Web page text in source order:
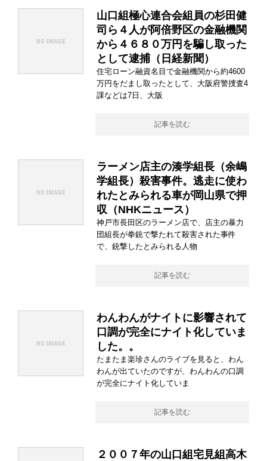
山口組極心連合会組員の杉田健
司ら４人が阿倍野区の金融機関
から４６８０万円を騙し取った
として逮捕（日経新聞）
住宅ローン融資名目で金融機関から約4600
万円をだまし取ったとして、大阪府警捜査4
課などは7日、大阪
記事を読む
ラーメン店主の湊学組長（余嶋
学組長）殺害事件。逃走に使わ
れたとみられる車が岡山県で押
収（NHKニュース）
神戸市長田区のラーメン店で、店主の暴力
団組長が拳銃で撃たれて殺害された事件
で、銃撃したとみられる人物
記事を読む
わんわんがナイトに影響されて
口調が完全にナイト化していま
した。。
たまたま楽珍さんのライブを見ると、わん
わんが出ていたのですが、わんわんの口調
が完全にナイト化していま
記事を読む
２００７年の山口組宅見組高木